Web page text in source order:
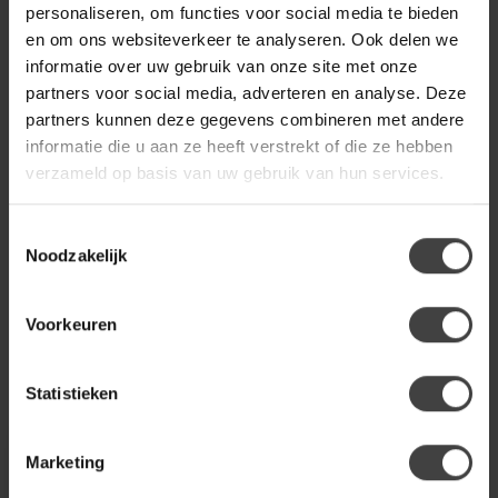
personaliseren, om functies voor social media te bieden
en om ons websiteverkeer te analyseren. Ook delen we
informatie over uw gebruik van onze site met onze
partners voor social media, adverteren en analyse. Deze
partners kunnen deze gegevens combineren met andere
informatie die u aan ze heeft verstrekt of die ze hebben
verzameld op basis van uw gebruik van hun services.
Noodzakelijk
Voorkeuren
Statistieken
Marketing
diverse afmetingen
RICHMOND INTERIORS
Richmond Interiors Bartafel
Revelin ovaal €1.041,00
Of heb je hulp nodig bij de bestelling? Neem gerust contact
op met onze klantenservice
info@dewoonwinkel.nlof
+31
Recent bekeken